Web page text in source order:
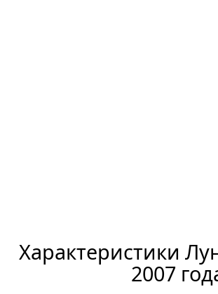
Характеристики
2007